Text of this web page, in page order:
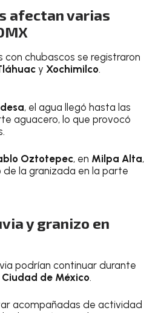
afectan varias
con chubascos se registraron
yXochimilco.
, el agua llegó hasta las
aguacero, lo que provocó
Oztotepec, en Milpa Alta,
la granizada en la parte
y granizo en
podrían continuar durante
Ciudad de México.
acompañadas de actividad